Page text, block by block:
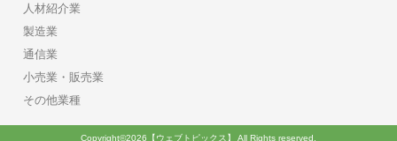
人材紹介業
製造業
通信業
小売業・販売業
その他業種
Copyright©2026【ウェブトピックス】 All Rights reserved.